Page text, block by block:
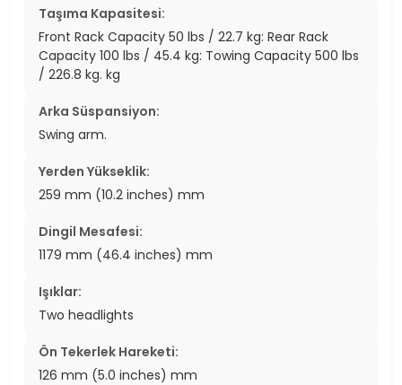
Taşıma Kapasitesi:
Front Rack Capacity 50 lbs / 22.7 kg: Rear Rack
Capacity 100 lbs / 45.4 kg: Towing Capacity 500 lbs
/ 226.8 kg. kg
Arka Süspansiyon:
Swing arm.
Yerden Yükseklik:
259 mm (10.2 inches) mm
Dingil Mesafesi:
1179 mm (46.4 inches) mm
Işıklar:
Two headlights
Ön Tekerlek Hareketi:
126 mm (5.0 inches) mm